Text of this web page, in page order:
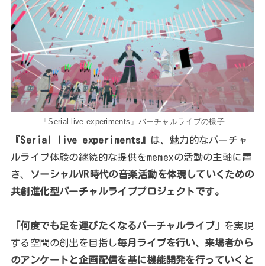
「Serial live experiments」バーチャルライブの様子
『Serial live experiments』 は、魅力的なバーチャ
ルライブ体験の継続的な提供をmemexの活動の主軸に置
き、
ソーシャルVR時代の音楽活動を体現していくための
共創進化型バーチャルライブプロジェクトです。
「何度でも足を運びたくなるバーチャルライブ」
を実現
する空間の創出を目指し毎月ライブを行い、来場者から
のアンケートと企画配信を基に機能開発を行っていくと